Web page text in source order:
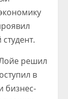
решил
в
бизнес-